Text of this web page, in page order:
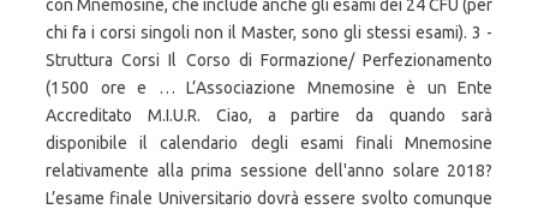
con Mnemosine, che include anche gli esami dei 24 CFU (per
chi fa i corsi singoli non il Master, sono gli stessi esami). 3 -
Struttura Corsi Il Corso di Formazione/ Perfezionamento
(1500 ore e … L’Associazione Mnemosine è un Ente
Accreditato M.I.U.R. Ciao, a partire da quando sarà
disponibile il calendario degli esami finali Mnemosine
relativamente alla prima sessione dell'anno solare 2018?
L’esame finale Universitario dovrà essere svolto comunque